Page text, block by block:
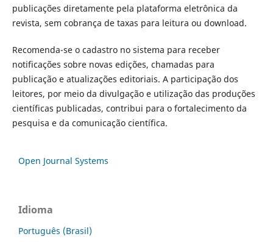
publicações diretamente pela plataforma eletrônica da
revista, sem cobrança de taxas para leitura ou download.
Recomenda-se o cadastro no sistema para receber
notificações sobre novas edições, chamadas para
publicação e atualizações editoriais. A participação dos
leitores, por meio da divulgação e utilização das produções
científicas publicadas, contribui para o fortalecimento da
pesquisa e da comunicação científica.
Open Journal Systems
Idioma
Português (Brasil)